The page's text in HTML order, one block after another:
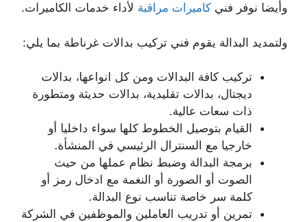
وأيضا نوفر فني كاميرات مراقبة لأداء خدمات الكاميرات.
ولتمديد البدالة يقوم فني تركيب بدالات غرناطة بما يلي:
تركيب كافة البدالات ومن كل انواعها، بدالات
ديجتال، بدالات تقليدية، بدالات حديثة ومتطورة
ذات سعات عالية.
القيام بتوصيل الخطوط كلها سواء داخليا أو
خارجيا مع السنترال الرئيسي في المنشأة.
برمجة البدالة وضبط نظام عملها من حيث
الصوت أو الصورة أو النغمة مع ادخال رمز أو
كلمة سر خاصة تناسب نوع البدالة.
تمرين أو تدريب العاملين والموظفين في الشركة